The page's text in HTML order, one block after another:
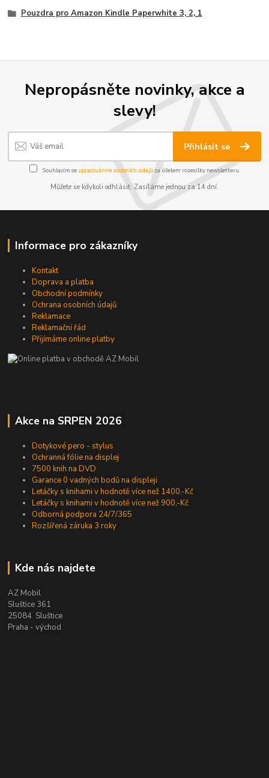
Pouzdra pro Amazon Kindle Paperwhite 3, 2, 1
Nepropásněte novinky, akce a
slevy!
Přihlásit se
Souhlasím se zpracováním osobních údajůza účelem rozesílky newsletteru.
Můžete se kdykoli odhlásit. Zasíláme jednou za 14 dní.
Informace pro zákazníky
Kontakt
Doprava a platba
Obchodní podmínky
Ochrana osobních údajů
Reklamace
Reklamační řád
Přijímáme online platby
Akce na SRPEN 2026
Dotykové pero - stylus
Ochranná fólie na displej
7500 knih na DVD
Garance 0 vadných bodů na displeji
Letáčky s knihami v hodnotě více než 1400,-Kč
Letáčky s knihami v hodnotě více než 900,-Kč
Odborná podpora 24/7/365
Rozšířená záruka 3 roky
Kde nás najdete
AZ Mobil
Sluštice 361
25084 Sluštice
Praha - východ